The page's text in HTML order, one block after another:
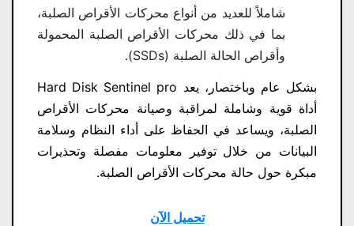
شاملاً للعديد من أنواع محركات الأقراص الصلبة،
بما في ذلك محركات الأقراص الصلبة المحمولة
وأقراص الحالة الصلبة (SSDs).
بشكل عام وباختصار، يعد Hard Disk Sentinel pro
أداة قوية وشاملة لمراقبة وصيانة محركات الأقراص
الصلبة، ويساعد في الحفاظ على أداء النظام وسلامة
البيانات من خلال توفير معلومات مفصلة وتحذيرات
مبكرة حول حالة محركات الأقراص الصلبة.
تحميل الآن